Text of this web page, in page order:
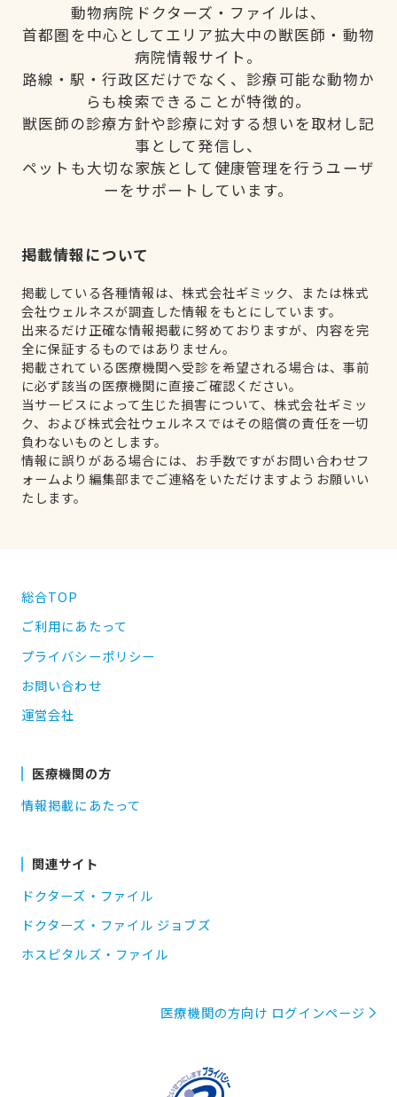
動物病院ドクターズ・ファイルは、
首都圏を中心としてエリア拡大中の獣医師・動物
病院情報サイト。
路線・駅・行政区だけでなく、診療可能な動物か
らも検索できることが特徴的。
獣医師の診療方針や診療に対する想いを取材し記
事として発信し、
ペットも大切な家族として健康管理を行うユーザ
ーをサポートしています。
掲載情報について
掲載している各種情報は、株式会社ギミック、または株式
会社ウェルネスが調査した情報をもとにしています。
出来るだけ正確な情報掲載に努めておりますが、内容を完
全に保証するものではありません。
掲載されている医療機関へ受診を希望される場合は、事前
に必ず該当の医療機関に直接ご確認ください。
当サービスによって生じた損害について、株式会社ギミッ
ク、および株式会社ウェルネスではその賠償の責任を一切
負わないものとします。
情報に誤りがある場合には、お手数ですがお問い合わせフ
ォームより編集部までご連絡をいただけますようお願いい
たします。
総合TOP
ご利用にあたって
プライバシーポリシー
お問い合わせ
運営会社
医療機関の方
情報掲載にあたって
関連サイト
ドクターズ・ファイル
ドクターズ・ファイル ジョブズ
ホスピタルズ・ファイル
医療機関の方向け ログインページ